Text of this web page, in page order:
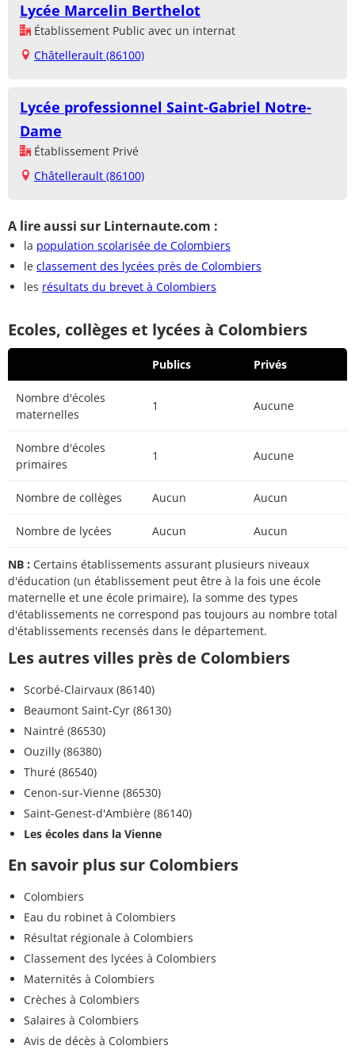
Lycée Marcelin Berthelot
Établissement Public avec un internat
Châtellerault (86100)
Lycée professionnel Saint-Gabriel Notre-
Dame
Établissement Privé
Châtellerault (86100)
A lire aussi sur Linternaute.com :
la population scolarisée de Colombiers
le classement des lycées près de Colombiers
les résultats du brevet à Colombiers
Ecoles, collèges et lycées à Colombiers
Publics Privés
Nombre d'écoles
maternelles
1 Aucune
Nombre d'écoles
primaires
1 Aucune
Nombre de collèges Aucun Aucun
Nombre de lycées Aucun Aucun
NB : Certains établissements assurant plusieurs niveaux
d'éducation (un établissement peut être à la fois une école
maternelle et une école primaire), la somme des types
d'établissements ne correspond pas toujours au nombre total
d'établissements recensés dans le département.
Les autres villes près de Colombiers
Scorbé-Clairvaux (86140)
Beaumont Saint-Cyr (86130)
Naintré (86530)
Ouzilly (86380)
Thuré (86540)
Cenon-sur-Vienne (86530)
Saint-Genest-d'Ambière (86140)
Les écoles dans la Vienne
En savoir plus sur Colombiers
Colombiers
Eau du robinet à Colombiers
Résultat régionale à Colombiers
Classement des lycées à Colombiers
Maternités à Colombiers
Crèches à Colombiers
Salaires à Colombiers
Avis de décès à Colombiers